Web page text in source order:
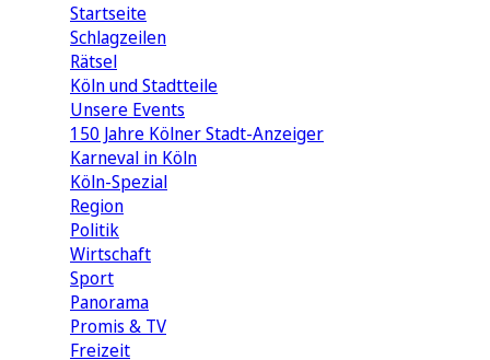
Startseite
Schlagzeilen
Rätsel
Köln und Stadtteile
Unsere Events
150 Jahre Kölner Stadt-Anzeiger
Karneval in Köln
Köln-Spezial
Region
Politik
Wirtschaft
Sport
Panorama
Promis & TV
Freizeit